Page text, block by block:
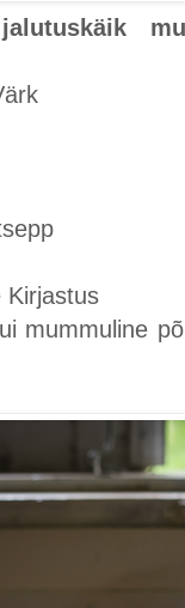
Kirjastus
mummuline